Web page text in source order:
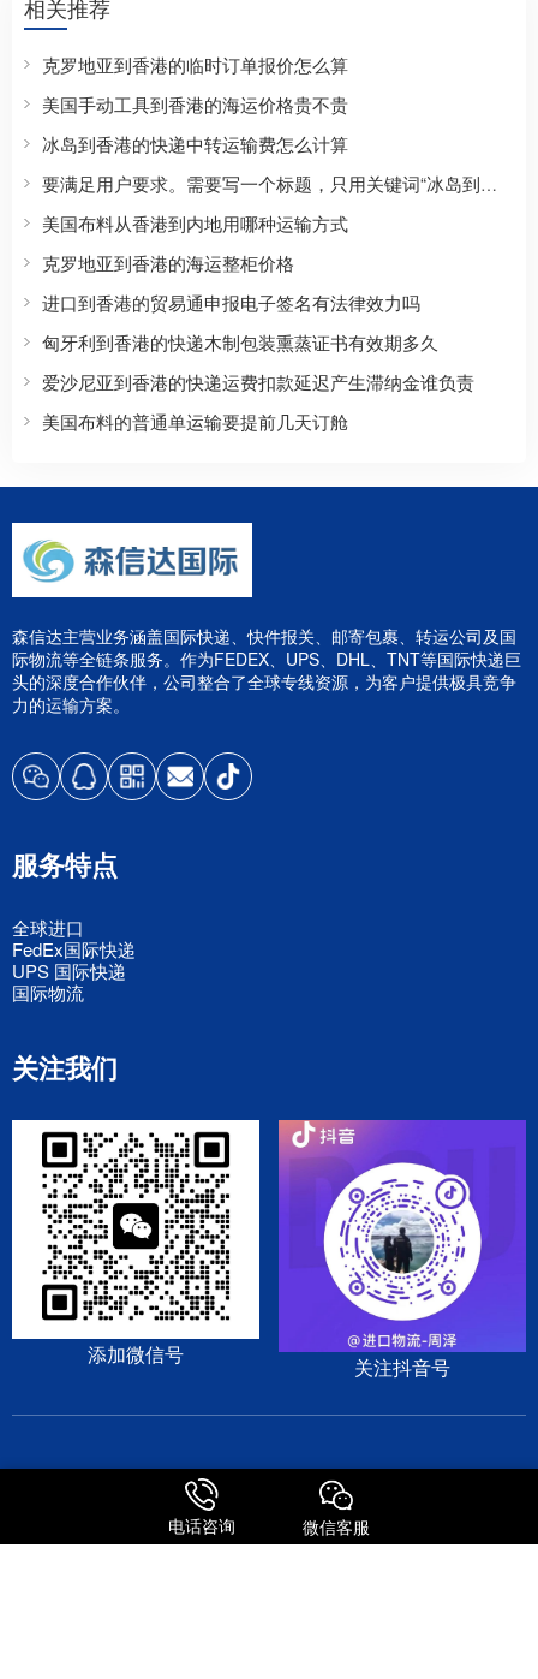
相关推荐
克罗地亚到香港的临时订单报价怎么算
美国手动工具到香港的海运价格贵不贵
冰岛到香港的快递中转运输费怎么计算
要满足用户要求。需要写一个标题，只用关键词“冰岛到香港的快递运输中怎么防金属件生锈”，且正文约800字，正文要包含SEO长尾方向，自然覆盖价格、流程、条件、选择标准、适合人群、常见问题、注意事项、避坑建议、对比参考、地区/场景/行业属性、用户口语化问题等。开头前100字内出现核心关键词，然后使用Markdown二级标题划分3-6个主体章节，每个标题尽量包含核心词或变体，可以使用三级标题。结尾可用总结。需要具体有逻辑。
美国布料从香港到内地用哪种运输方式
克罗地亚到香港的海运整柜价格
进口到香港的贸易通申报电子签名有法律效力吗
匈牙利到香港的快递木制包装熏蒸证书有效期多久
爱沙尼亚到香港的快递运费扣款延迟产生滞纳金谁负责
美国布料的普通单运输要提前几天订舱
森信达主营业务涵盖国际快递、快件报关、邮寄包裹、转运公司及国
际物流等全链条服务。作为FEDEX、UPS、DHL、TNT等国际快递巨
头的深度合作伙伴，公司整合了全球专线资源，为客户提供极具竞争
力的运输方案。
服务特点
全球进口
FedEx国际快递
UPS 国际快递
国际物流
关注我们
添加微信号 关注抖音号
日本专线美国专线
电话咨询 微信客服